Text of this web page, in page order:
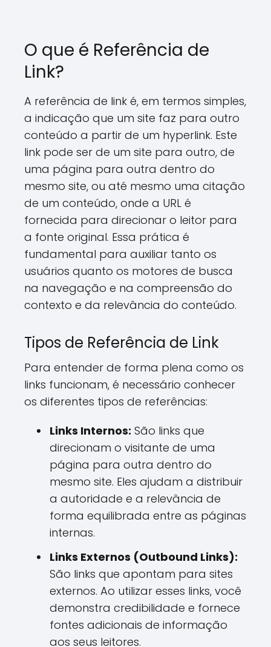
O que é Referência de
Link?
A referência de link é, em termos simples,
a indicação que um site faz para outro
conteúdo a partir de um hyperlink. Este
link pode ser de um site para outro, de
uma página para outra dentro do
mesmo site, ou até mesmo uma citação
de um conteúdo, onde a URL é
fornecida para direcionar o leitor para
a fonte original. Essa prática é
fundamental para auxiliar tanto os
usuários quanto os motores de busca
na navegação e na compreensão do
contexto e da relevância do conteúdo.
Tipos de Referência de Link
Para entender de forma plena como os
links funcionam, é necessário conhecer
os diferentes tipos de referências:
Links Internos: São links que
direcionam o visitante de uma
página para outra dentro do
mesmo site. Eles ajudam a distribuir
a autoridade e a relevância de
forma equilibrada entre as páginas
internas.
Links Externos (Outbound Links):
São links que apontam para sites
externos. Ao utilizar esses links, você
demonstra credibilidade e fornece
fontes adicionais de informação
aos seus leitores.